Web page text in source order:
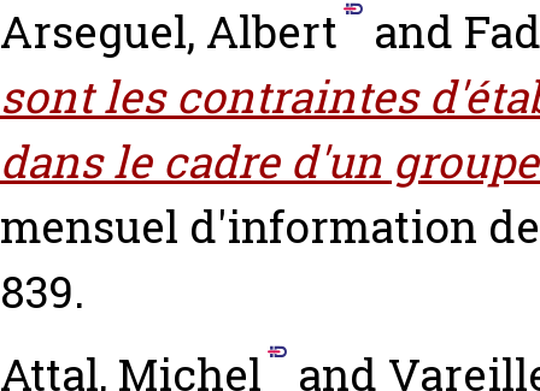
Arseguel, Albert
and
sont les contraintes
dans le cadre d'un
mensuel d'information
839.
Attal, Michel
and